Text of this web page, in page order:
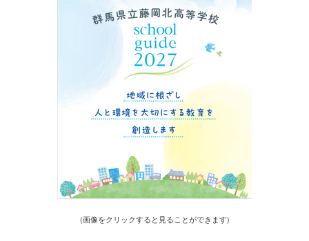
(画像をクリックすると見ることができます)